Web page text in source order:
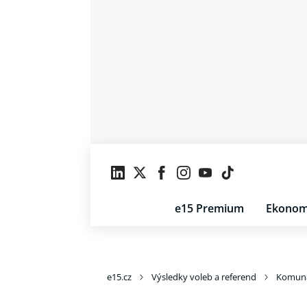
e15 Premium
e15.cz Výsledky voleb a referend